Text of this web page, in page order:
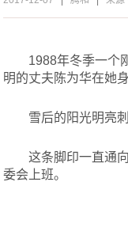
1988年冬季一个
明的丈夫陈为华在她
雪后的阳光明亮
这条脚印一直通
委会上班。